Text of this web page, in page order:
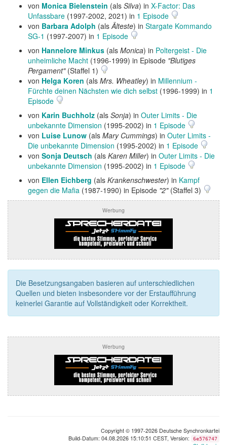
von Monica Bielenstein (als Silva) in X-Factor: Das
Unfassbare (1997-2002, 2021) in 1 Episode
von Barbara Adolph (alsÄlteste) in Stargate Kommando
SG-1 (1997-2007) in 1 Episode
von Hannelore Minkus (als Monica) in Poltergeist - Die
unheimliche Macht (1996-1999) in Episode "Blutiges
Pergament"(Staffel 1)
von Helga Koren (als Mrs. Wheatley) in Millennium -
Fürchte deinen Nächsten wie dich selbst (1996-1999) in 1
Episode
von Karin Buchholz (als Sonja) in Outer Limits - Die
unbekannte Dimension (1995-2002) in 1 Episode
von Luise Lunow (als Mary Cummings) in Outer Limits -
Die unbekannte Dimension (1995-2002) in 1 Episode
von Sonja Deutsch (als Karen Miller) in Outer Limits - Die
unbekannte Dimension (1995-2002) in 1 Episode
von Ellen Eichberg (als Krankenschwester) in Kampf
gegen die Mafia (1987-1990) in Episode "2"(Staffel 3)
Werbung
Die Besetzungsangaben basieren auf unterschiedlichen
Quellen und bieten insbesondere vor der Erstaufführung
keinerlei Garantie auf Vollständigkeit oder Korrektheit.
Werbung
Copyright © 1997-2026 Deutsche Synchronkartei
Build-Datum: 04.08.2026 15:10:51 CEST, Version:
6e576747